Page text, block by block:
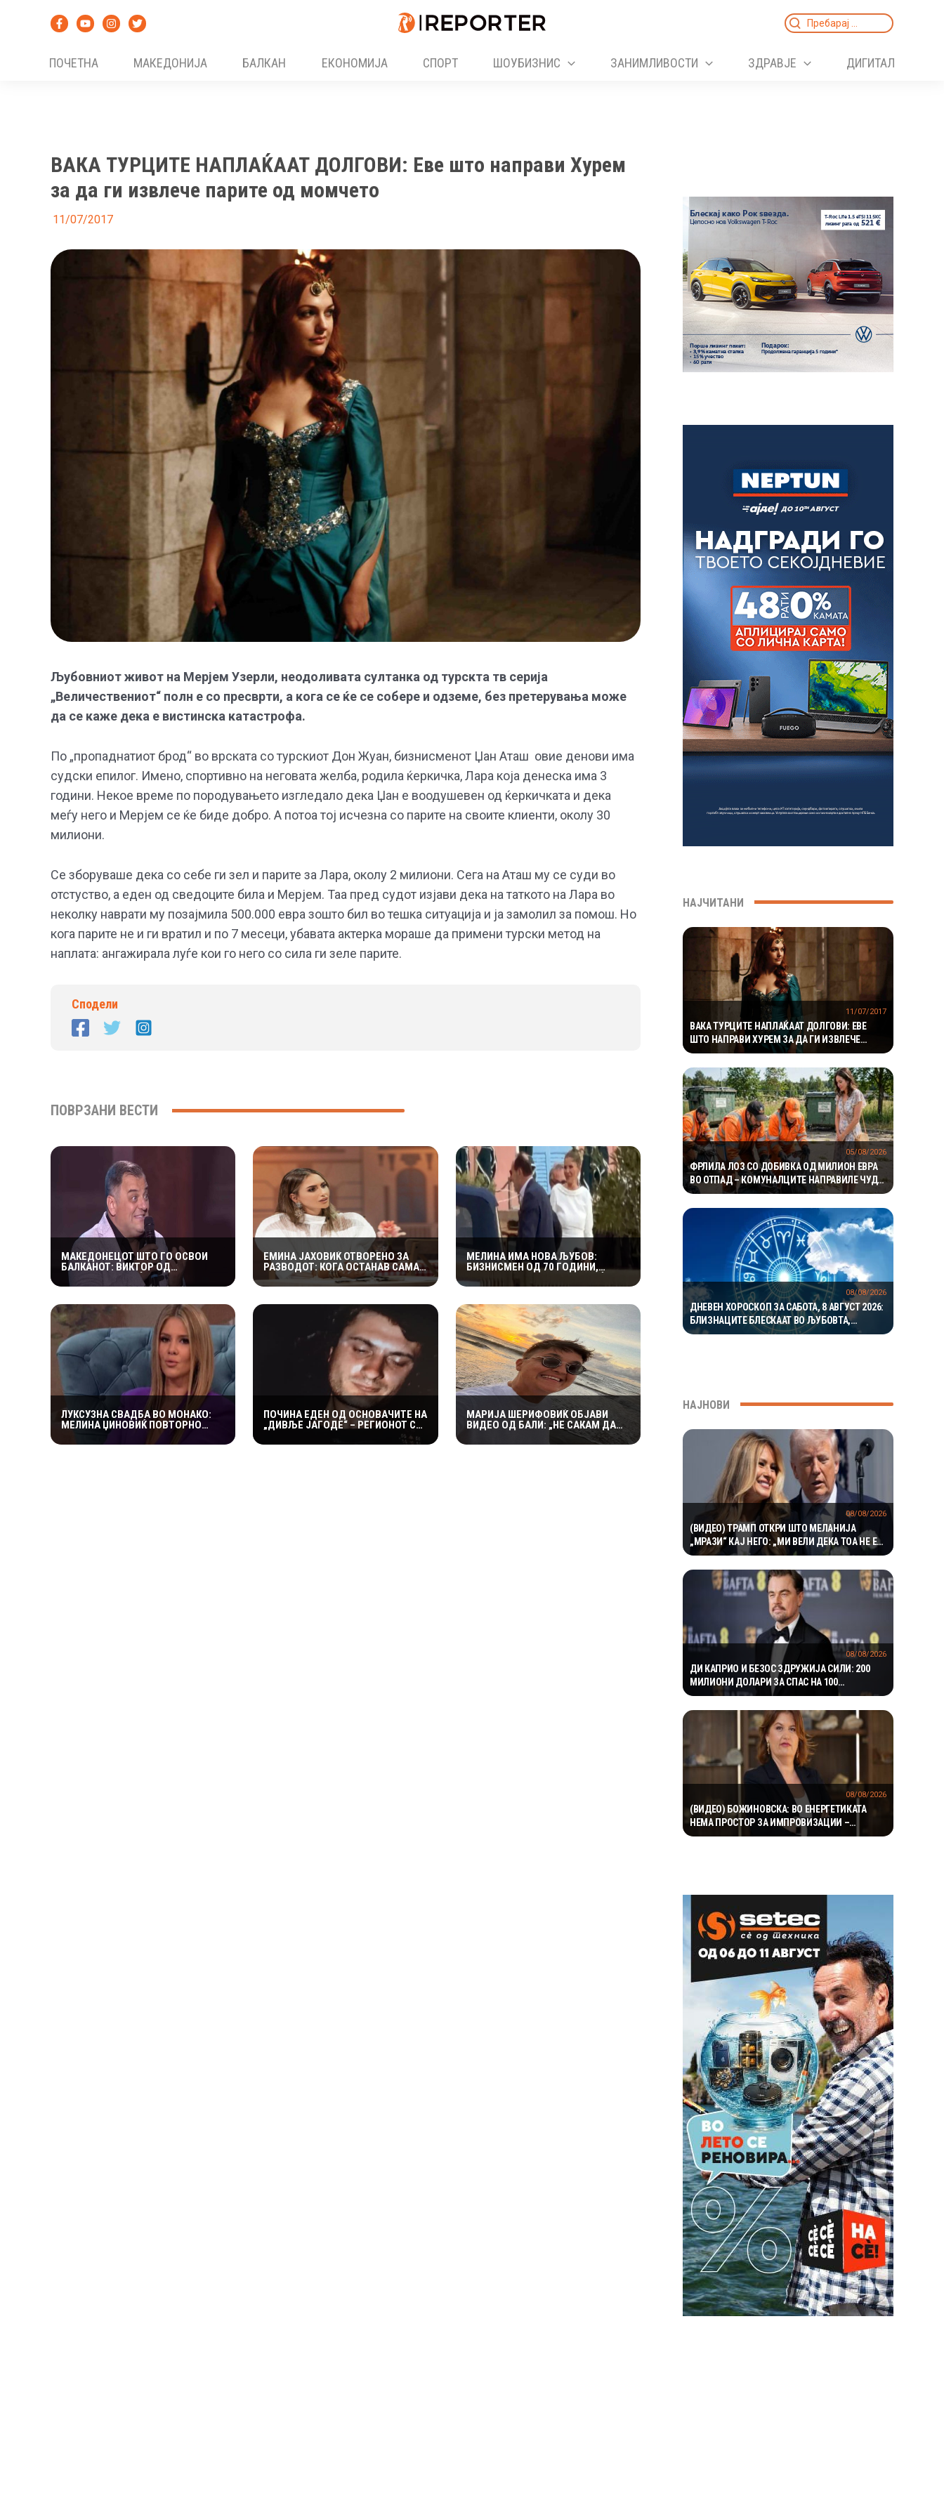
Search
ПОЧЕТНА
МАКЕДОНИЈА БАЛКАН ЕКОНОМИЈА СПОРТ ШОУБИЗНИС ЗАНИМЛИВОСТИ ЗДРАВЈЕ ДИГИТАЛ
ВАКА ТУРЦИТЕ НАПЛАЌААТ ДОЛГОВИ: Еве што направи Хурем
за да ги извлече парите од момчето
11/07/2017
Љубовниот живот на Мерјем Узерли, неодоливата султанка од турскта тв серија
„Величествениот“ полн е со пресврти, а кога се ќе се собере и одземе, без претерувања може
да се каже дека е вистинска катастрофа.
По „пропаднатиот брод“ во врската со турскиот Дон Жуан, бизнисменот Џан Аташ овие денови има
судски епилог. Имено, спортивно на неговата желба, родила ќеркичка, Лара која денеска има 3
години. Некое време по породувањето изгледало дека Џан е воодушевен од ќеркичката и дека
меѓу него и Мерјем се ќе биде добро. А потоа тој исчезна со парите на своите клиенти, околу 30
милиони.
Се зборуваше дека со себе ги зел и парите за Лара, околу 2 милиони. Сега на Аташ му се суди во
отстуство, а еден од сведоците била и Мерјем. Таа пред судот изјави дека на таткото на Лара во
неколку наврати му позајмила 500.000 евра зошто бил во тешка ситуација и ја замолил за помош. Но
кога парите не и ги вратил и по 7 месеци, убавата актерка мораше да примени турски метод на
наплата: ангажирала луѓе кои го него со сила ги зеле парите.
Сподели
ПОВРЗАНИ ВЕСТИ
МАКЕДОНЕЦОТ ШТО ГО ОСВОИ
БАЛКАНОТ: ВИКТОР ОД
КУМАНОВО Е МЕЃУ ГЛАВНИТЕ
ФАВОРИТИ ВО „НИКОГАШ НЕ Е
ЕМИНА ЈАХОВИЌ ОТВОРЕНО ЗА
РАЗВОДОТ: КОГА ОСТАНАВ САМА
СО ДЕЦАТА, СФАТИВ КОЛКУ Е
ТЕШКО
МЕЛИНА ИМА НОВА ЉУБОВ:
БИЗНИСМЕН ОД 70 ГОДИНИ,
ЛУКСУЗНА СВАДБА ВО МОНАКО:
МЕЛИНА ЏИНОВИЌ ПОВТОРНО
ЗАСТАНУВА НА „ЛУДИОТ КАМЕН“
СО МИЛИОНЕР ПОСТАР 23 ГОДИНИ
ПОЧИНА ЕДЕН ОД ОСНОВАЧИТЕ НА
„ДИВЉЕ ЈАГОДЕ“ – РЕГИОНОТ СЕ
МАРИЈА ШЕРИФОВИЌ ОБЈАВИ
ВИДЕО ОД БАЛИ: „НЕ САКАМ ДА
ОБЈАВУВАМ ПРИВАТНИ СНИМКИ,
НО ОВАА Е ПОСЕБЕНА“
НАЈЧИТАНИ
ВАКА ТУРЦИТЕ НАПЛАЌААТ ДОЛГОВИ: ЕВЕ
ШТО НАПРАВИ ХУРЕМ ЗА ДА ГИ ИЗВЛЕЧЕ
ПАРИТЕ ОД МОМЧЕТО
11/07/2017
ФРЛИЛА ЛОЗ СО ДОБИВКА ОД МИЛИОН ЕВРА
ВО ОТПАД – КОМУНАЛЦИТЕ НАПРАВИЛЕ ЧУДО
ЗА ДА ГО ПРОНАЈДАТ
05/08/2026
ДНЕВЕН ХОРОСКОП ЗА САБОТА, 8 АВГУСТ 2026:
БЛИЗНАЦИТЕ БЛЕСКААТ ВО ЉУБОВТА,
РАКОВИТЕ ВО КАРИЕРАТА, А ВАГИТЕ ИМААТ
08/08/2026
НАЈНОВИ
(ВИДЕО) ТРАМП ОТКРИ ШТО МЕЛАНИЈА
„МРАЗИ“ КАЈ НЕГО: „МИ ВЕЛИ ДЕКА ТОА НЕ Е
ПРЕТСЕДАТЕЛСКО“
08/08/2026
ДИ КАПРИО И БЕЗОС ЗДРУЖИЈА СИЛИ: 200
МИЛИОНИ ДОЛАРИ ЗА СПАС НА 100
ЗАГРОЗЕНИ ВИДОВИ
08/08/2026
(ВИДЕО) БОЖИНОВСКА: ВО ЕНЕРГЕТИКАТА
НЕМА ПРОСТОР ЗА ИМПРОВИЗАЦИИ –
ОДЛУКИТЕ МОРА ДА СЕ ТЕМЕЛАТ НА ФАКТИ И
08/08/2026